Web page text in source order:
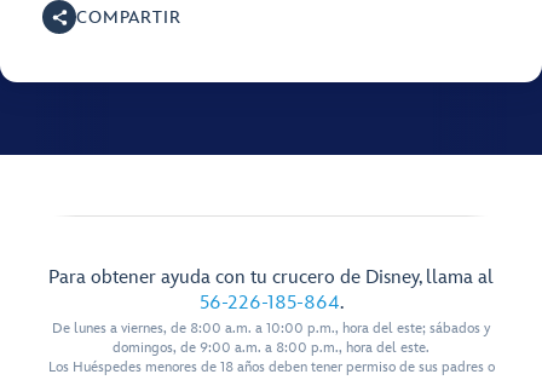
COMPARTIR
Para obtener ayuda con tu crucero de Disney, llama al
56-226-185-864.
De lunes a viernes, de 8:00 a.m. a 10:00 p.m., hora del este; sábados y
domingos, de 9:00 a.m. a 8:00 p.m., hora del este.
Los Huéspedes menores de 18 años deben tener permiso de sus padres o